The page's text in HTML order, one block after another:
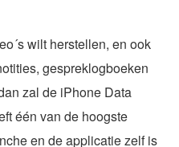
wilt herstellen, en ook
gespreklogboeken
zal de iPhone Data
één van de hoogste
en de applicatie zelf is